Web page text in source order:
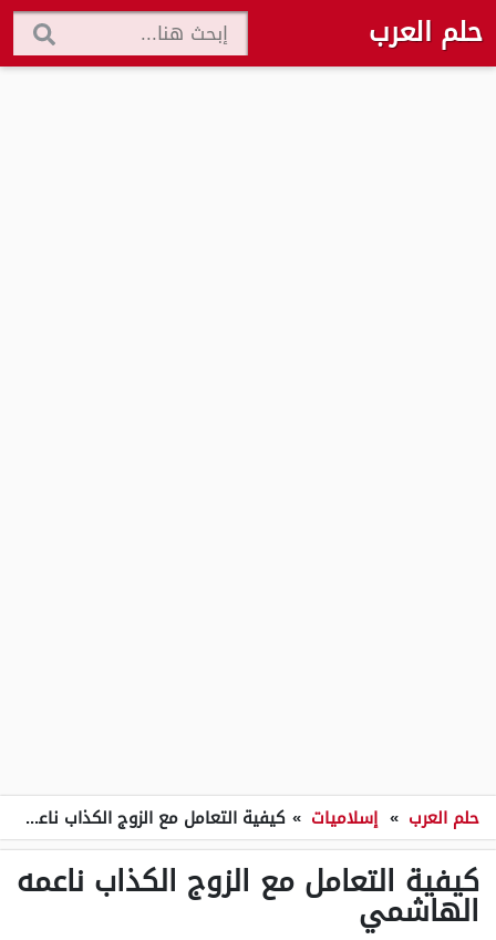
حلم العرب
حلم العرب » إسلاميات » كيفية التعامل مع الزوج الكذاب ناعمه الهاشمي
كيفية التعامل مع الزوج الكذاب ناعمه
الهاشمي